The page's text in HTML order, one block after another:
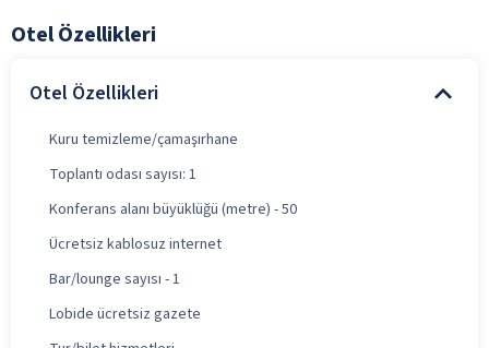
Otel Özellikleri
Otel Özellikleri
Kuru temizleme/çamaşırhane
Toplantı odası sayısı: 1
Konferans alanı büyüklüğü (metre) - 50
Ücretsiz kablosuz internet
Bar/lounge sayısı - 1
Lobide ücretsiz gazete